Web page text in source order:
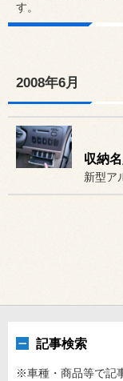
す。
2008年6月
収納
記事検索
※車種・商品等で記